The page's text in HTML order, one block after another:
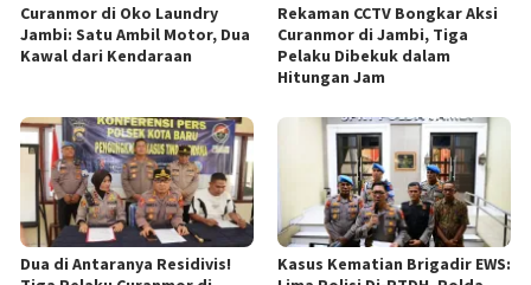
Curanmor di Oko Laundry
Jambi: Satu Ambil Motor, Dua
Kawal dari Kendaraan
Rekaman CCTV Bongkar Aksi
Curanmor di Jambi, Tiga
Pelaku Dibekuk dalam
Hitungan Jam
Dua di Antaranya Residivis!
Kasus Kematian Brigadir EWS: